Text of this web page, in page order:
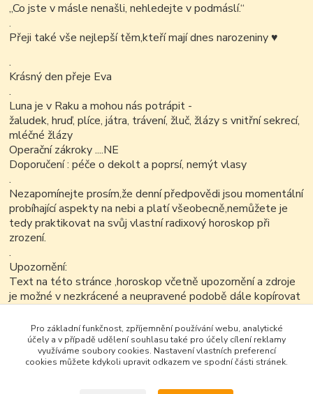
„Co jste v másle nenašli, nehledejte v podmáslí.“
.
Přeji také vše nejlepší těm,kteří mají dnes narozeniny♥
.
Krásný den přeje Eva
.
Luna je v Raku a mohou nás potrápit -
žaludek, hruď, plíce, játra, trávení, žluč, žlázy s vnitřní sekrecí,
mléčné žlázy
Operační zákroky ....NE
Doporučení : péče o dekolt a poprsí, nemýt vlasy
.
Nezapomínejte prosím,že denní předpovědi jsou momentální
probíhající aspekty na nebi a platí všeobecně,nemůžete je
tedy praktikovat na svůj vlastní radixový horoskop při
zrození.
.
Upozornění:
Text na této stránce ,horoskop včetně upozornění a zdroje
je možné v nezkrácené a neupravené podobě dále kopírovat
způsobem.
Pro základní funkčnost, zpříjemnění používání webu, analytické
účely a v případě udělení souhlasu také pro účely cílení reklamy
využíváme soubory cookies. Nastavení vlastních preferencí
cookies můžete kdykoli upravit odkazem ve spodní části stránek.